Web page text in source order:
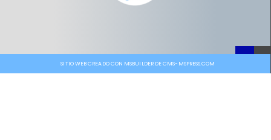
SITIO WEB CREADO CON MSBUILDER DE CMS-MSPRESS.COM